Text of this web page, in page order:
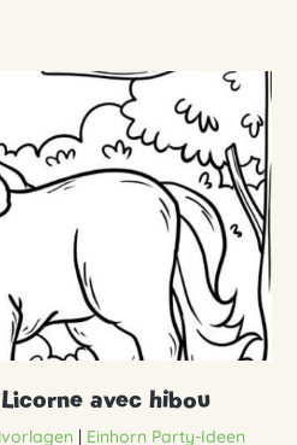
avec hibou
| Einhorn Party-Ideen